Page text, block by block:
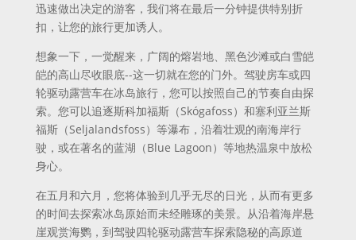
迅速做出决定的游客，我们将在最后一分钟提供特别折
扣，让您的旅行更加诱人。
想象一下，一觉醒来，广阔的熔岩地、黑色沙滩或白雪皑
皑的高山尽收眼底--这一切就在您的门外。驾驶房车或四
轮驱动露营车在冰岛旅行，您可以按照自己的节奏自由探
索。您可以追逐斯科加福斯（Skógafoss）和塞利亚兰斯
福斯（Seljalandsfoss）等瀑布，沿着壮观的南海岸行
驶，或在著名的蓝湖（Blue Lagoon）等地热温泉中放松
身心。
在五月和六月，您将体验到几乎无尽的日光，从而有更多
的时间去探索冰岛原始而未经雕琢的美景。从沿着海岸悬
崖观赏海鹦，到驾驶四轮驱动露营车探索隐秘的高原道